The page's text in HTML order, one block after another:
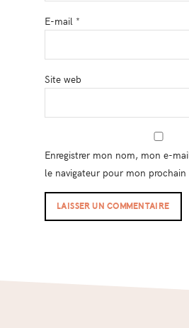
E-mail *
Site web
Enregistrer mon nom, mon e-
le navigateur pour mon prochain